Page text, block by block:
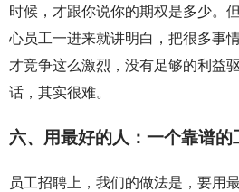
时候，才跟你说你的期权是多少。
心员工一进来就讲明白，把很多事
才竞争这么激烈，没有足够的利益
话，其实很难。
六、用最好的人：一个靠谱的
员工招聘上，我们的做法是，要用